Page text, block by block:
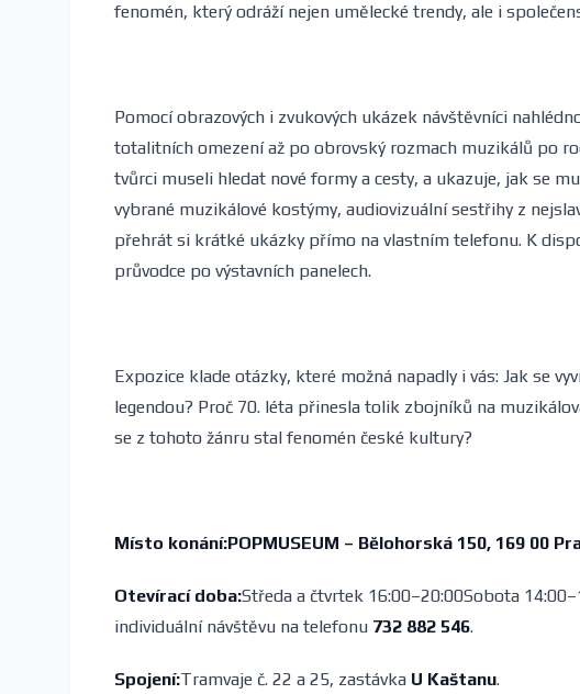
fenomén, který odráží nejen umělecké trendy, ale i
Pomocí obrazových i zvukových ukázek návštěvníci
totalitních omezení až po obrovský rozmach muzikálů po
tvůrci museli hledat nové formy a cesty, a ukazuje, jak se
vybrané muzikálové kostýmy, audiovizuální sestřihy z
přehrát si krátké ukázky přímo na vlastním telefonu. K
průvodce po výstavních panelech.
Expozice klade otázky, které možná napadly i vás: Jak se
legendou? Proč 70. léta přinesla tolik zbojníků na
se z tohoto žánru stal fenomén české kultury?
Místo konání:POPMUSEUM – Bělohorská 150, 169 00
Otevírací doba:Středa a čtvrtek 16:00–20:00Sobota
individuální návštěvu na telefonu 732 882 546.
Spojení:Tramvaje č. 22 a 25, zastávka U Kaštanu.